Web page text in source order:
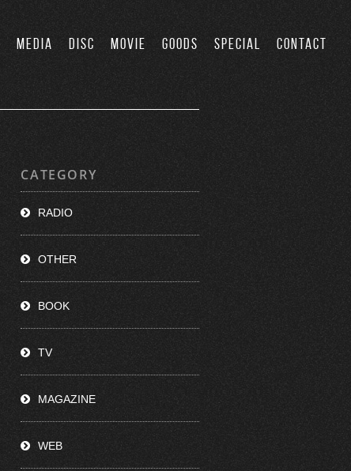
MEDIA DISC MOVIE GOODS SPECIAL CONTACT
CATEGORY
RADIO
OTHER
BOOK
TV
MAGAZINE
WEB